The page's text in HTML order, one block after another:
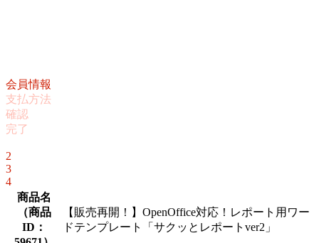
会員情報
支払方法
確認
完了
2
3
4
商品名
（商品
ID：
【販売再開！】OpenOffice対応！レポート用ワー
ドテンプレート「サクッとレポートver2」